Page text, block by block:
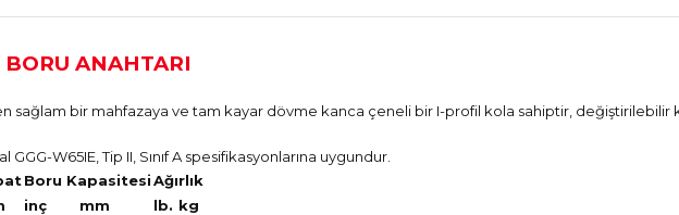
ANAHTARI
sağlam bir mahfazaya ve tam kayar dövme kanca çeneli bir I-profil kola sahiptir,
W65IE, Tip II, Sınıf A spesifikasyonlarına uygundur.
Boru KapasitesiAğırlık
inç mm lb. kg